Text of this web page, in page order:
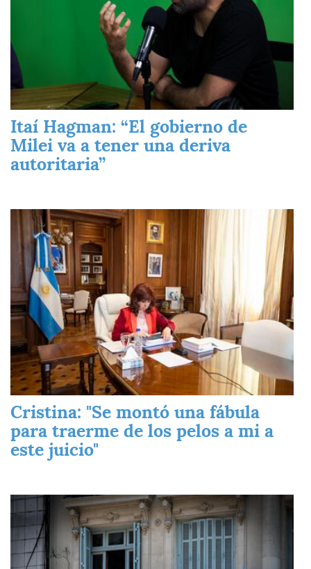
Itaí Hagman: “El gobierno de
Milei va a tener una deriva
autoritaria”
Imagen
Cristina: "Se montó una fábula
para traerme de los pelos a mi a
este juicio"
Imagen